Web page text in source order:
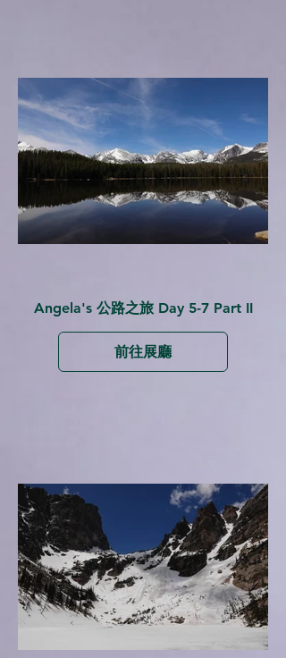
Angela's 公路之旅 Day 5-7 Part II
前往展廳